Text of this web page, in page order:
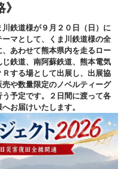
川鉄道様が９月２０日（日）に
マとして、くま川鉄道様の全
あわせて熊本県内を走るロー
鉄道、南阿蘇鉄道、熊本電気
する場として出展し、出展協
や数量限定のノベルティーグ
予定です。２日間に渡って各
お届けいたします。